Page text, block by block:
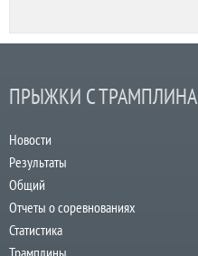
ПРЫЖКИ С ТРАМПЛИНА
Новости
Результаты
Общий
Отчеты о соревнованиях
Статистика
Трамплины